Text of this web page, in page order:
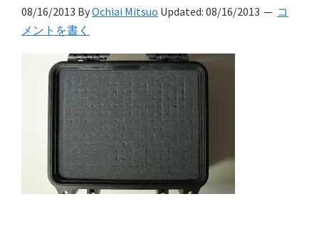
08/16/2013 ByOchiai Mitsuo Updated: 08/16/2013
コ
メントを書く